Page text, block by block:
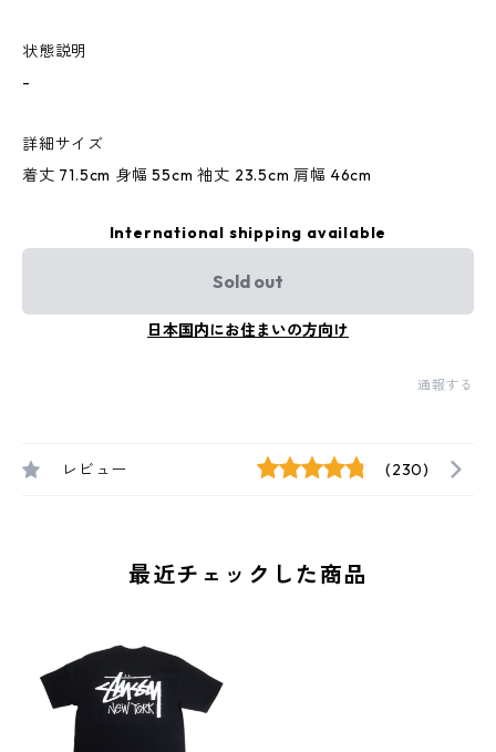
状態説明
-
詳細サイズ
着丈 71.5cm 身幅 55cm 袖丈 23.5cm 肩幅 46cm
International shipping available
Sold out
日本国内にお住まいの方向け
通報する
レビュー (230)
最近チェックした商品